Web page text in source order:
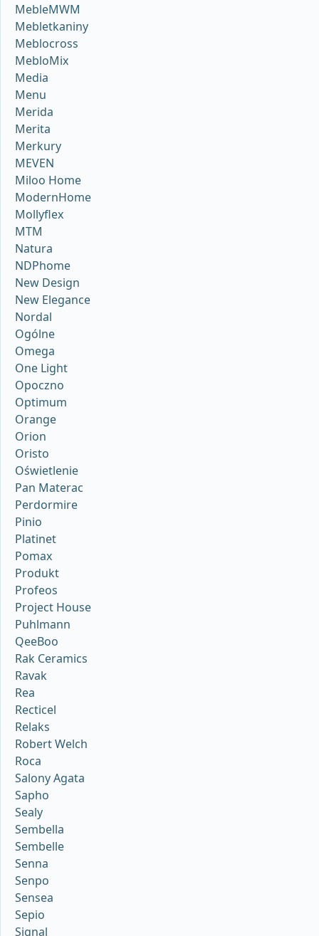
MebleMWM
Mebletkaniny
Meblocross
MebloMix
Media
Menu
Merida
Merita
Merkury
MEVEN
Miloo Home
ModernHome
Mollyflex
MTM
Natura
NDPhome
New Design
New Elegance
Nordal
Ogólne
Omega
One Light
Opoczno
Optimum
Orange
Orion
Oristo
Oświetlenie
Pan Materac
Perdormire
Pinio
Platinet
Pomax
Produkt
Profeos
Project House
Puhlmann
QeeBoo
Rak Ceramics
Ravak
Rea
Recticel
Relaks
Robert Welch
Roca
Salony Agata
Sapho
Sealy
Sembella
Sembelle
Senna
Senpo
Sensea
Sepio
Signal